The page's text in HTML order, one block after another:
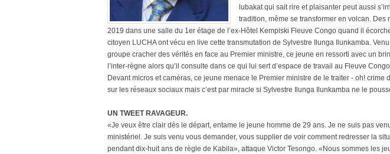
lubakat qui sait rire et plaisanter peut aussi
tradition, même se transformer en volcan. Des
2019 dans une salle du 1er étage de l’ex-Hôtel Kempiski Fleuve Congo quand il
citoyen LUCHA ont vécu en live cette transmutation de Sylvestre Ilunga Ilunkamba.
groupe cracher des vérités en face au Premier ministre, ce jeune en ressorti avec un
l’inter-règne alors qu’il consulte dans ce qui lui sert d’espace de travail au Fleuve
Devant micros et caméras, ce jeune menace le Premier ministre de le traiter - oh! crime
sur les réseaux sociaux mais c’est par miracle si Sylvestre Ilunga Ilunkamba ne le
UN TWEET RAVAGEUR.
«Je veux être clair dès le départ, entame le jeune homme de 29 ans. Je ne suis pas
ministériel. Je suis venu vous demander, vous supplier de voir comment redresser la
pendant dix-huit ans de règle de Kabila», attaque Victor Tesongo. «Nous sommes les